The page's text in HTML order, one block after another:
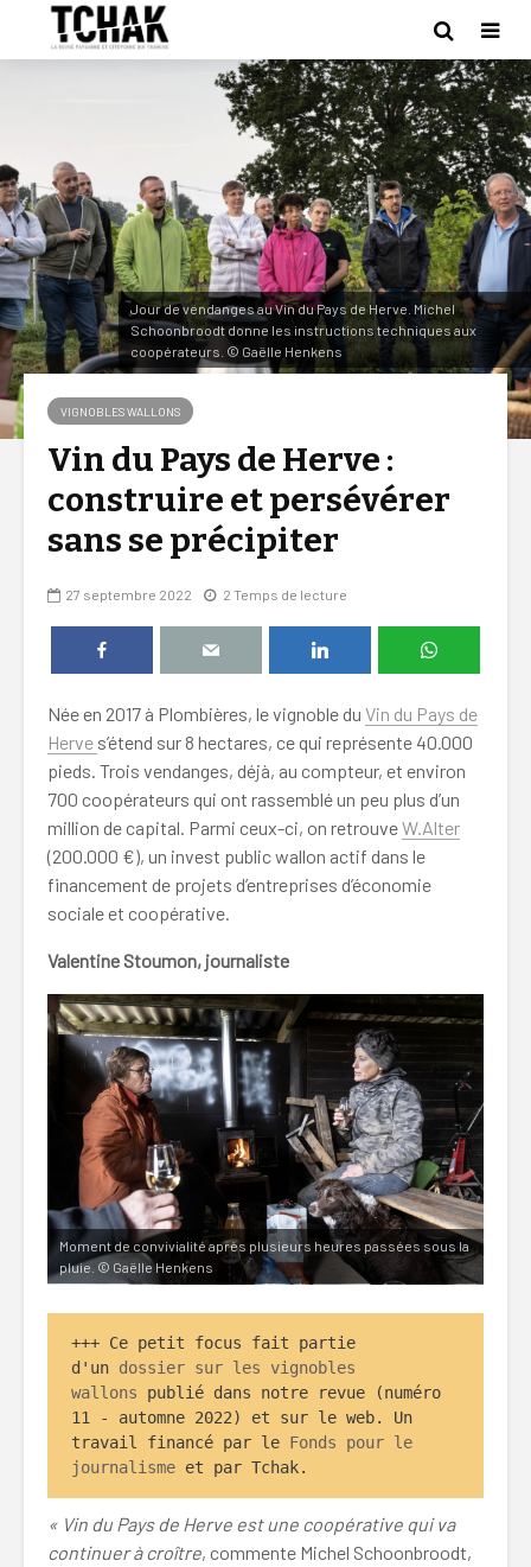
Jour de vendanges au Vin du Pays de Herve. Michel
Schoonbroodt donne les instructions techniques aux
coopérateurs. © Gaëlle Henkens
VIGNOBLES WALLONS
Vin du Pays de Herve :
construire et persévérer
sans se précipiter
27 septembre 2022 2 Temps de lecture
Née en 2017 à Plombières, le vignoble du Vin du Pays de
Herve s’étend sur 8 hectares, ce qui représente 40.000
pieds. Trois vendanges, déjà, au compteur, et environ
700 coopérateurs qui ont rassemblé un peu plus d’un
million de capital. Parmi ceux-ci, on retrouveW.Alter
(200.000 €), un invest public wallon actif dans le
financement de projets d’entreprises d’économie
sociale et coopérative.
Valentine Stoumon, journaliste
Moment de convivialité après plusieurs heures passées sous la
pluie. © Gaëlle Henkens
+++ Ce petit focus fait partie
d'un dossier sur les vignobles
wallons publié dans notre revue (numéro
11 - automne 2022) et sur le web. Un
travail financé par le Fonds pour le
journalisme et par Tchak.
« Vin du Pays de Herve est une coopérative qui va
continuer à croître, commente Michel Schoonbroodt,